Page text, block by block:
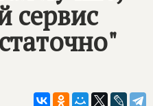
сервис